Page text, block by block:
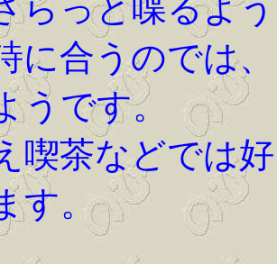
らっと喋るよ
に合うのでは
うです。
喫茶などでは
す。